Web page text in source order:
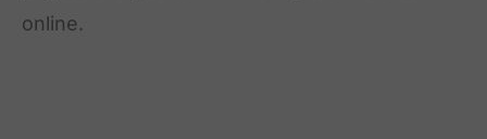
online.